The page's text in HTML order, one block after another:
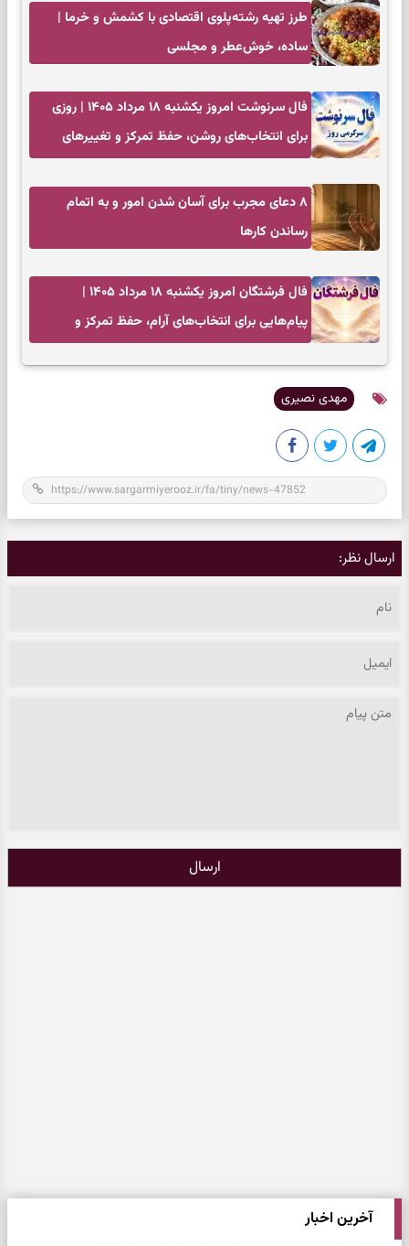
طرز تهیه رشته‌پلوی اقتصادی با کشمش و خرما |
ساده، خوش‌عطر و مجلسی
فال سرنوشت امروز یکشنبه ۱۸ مرداد ۱۴۰۵ | روزی
برای انتخاب‌های روشن، حفظ تمرکز و تغییرهای
۸ دعای مجرب برای آسان شدن امور و به اتمام
رساندن کار‌ها
فال فرشتگان امروز یکشنبه ۱۸ مرداد ۱۴۰۵ |
پیام‌هایی برای انتخاب‌های آرام، حفظ تمرکز و
مهدی نصیری
ارسال نظر:
ارسال
آخرین اخبار